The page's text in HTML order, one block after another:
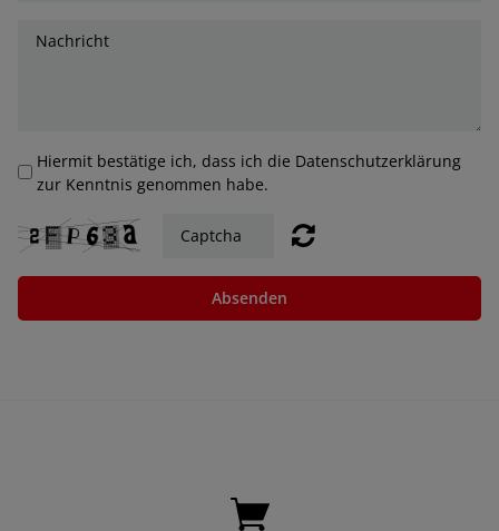
Hiermit bestätige ich, dass ich die Datenschutzerklärung
zur Kenntnis genommen habe.
Absenden